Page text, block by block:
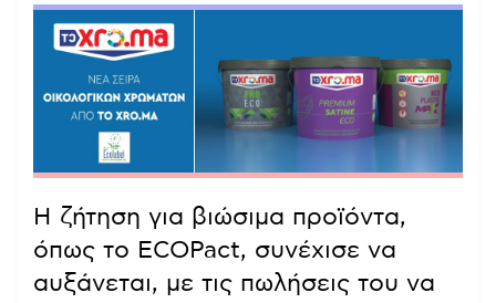
Η ζήτηση για βιώσιμα προϊόντα,
όπως το ECOPact, συνέχισε να
αυξάνεται, με τις πωλήσεις του να